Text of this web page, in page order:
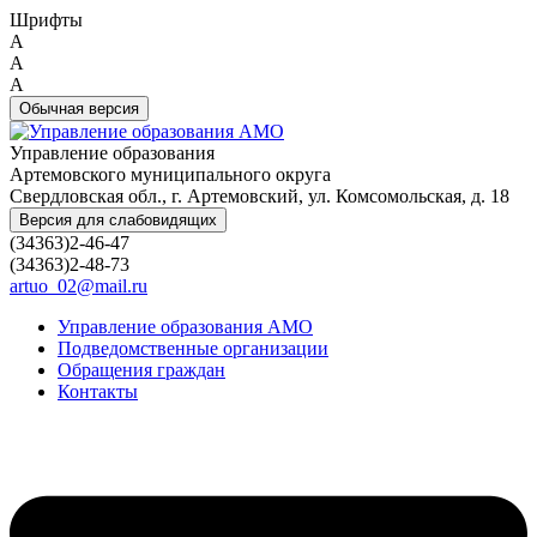
Шрифты
A
A
A
Обычная версия
Управление образования
Артемовского муниципального округа
Свердловская обл., г. Артемовский, ул. Комсомольская, д. 18
Версия для слабовидящих
(34363)2-46-47
(34363)2-48-73
artuo_02@mail.ru
Управление образования АМО
Подведомственные организации
Обращения граждан
Контакты